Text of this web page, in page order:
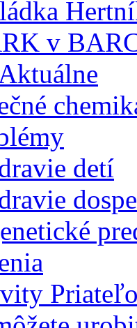
v
detí